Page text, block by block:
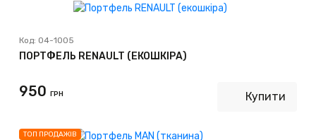
Код: 04-1005
ПОРТФЕЛЬ RENAULT (ЕКОШКІРА)
950 ГРН Купити
ТОП ПРОДАЖІВ